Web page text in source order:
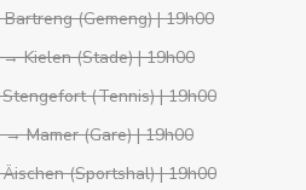
(Gemeng) | 19h00
Kielen (Stade) | 19h00
(Tennis) | 19h00
→ Mamer (Gare) | 19h00
(Sportshal) | 19h00